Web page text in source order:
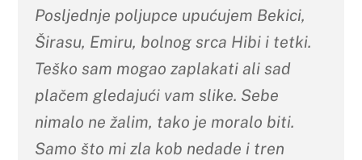
Posljednje poljupce upućujem Bekici,
Širasu, Emiru, bolnog srca Hibi i tetki.
Teško sam mogao zaplakati ali sad
plačem gledajući vam slike. Sebe
nimalo ne žalim, tako je moralo biti.
Samo što mi zla kob nedade i tren